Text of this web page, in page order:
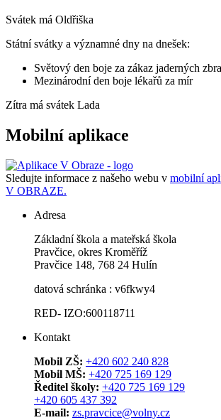
Svátek má Oldřiška
Státní svátky a významné dny na dnešek:
Světový den boje za zákaz jaderných
Mezinárodní den boje lékařů za mír
Zítra má svátek Lada
Mobilní aplikace
Sledujte informace z našeho webu v mobilní
V OBRAZE.
Adresa
Základní škola a mateřská škola
Pravčice, okres Kroměříž
Pravčice 148, 768 24 Hulín
datová schránka : v6fkwy4
RED- IZO:600118711
Kontakt
Mobil ZŠ: +420 602 240 828
Mobil MŠ: +420 725 169 129
Ředitel školy: +420 725 169 129
+420 605 437 392
E-mail: zs.pravcice@volny.cz